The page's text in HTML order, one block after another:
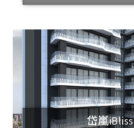
岱嵐iBliss